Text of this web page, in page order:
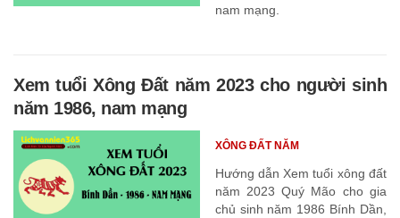
nam mạng.
Xem tuổi Xông Đất năm 2023 cho người sinh
năm 1986, nam mạng
Hướng dẫn Xem tuổi xông đất
năm 2023 Quý Mão cho gia
chủ sinh năm 1986 Bính Dần,
XÔNG ĐẤT NĂM